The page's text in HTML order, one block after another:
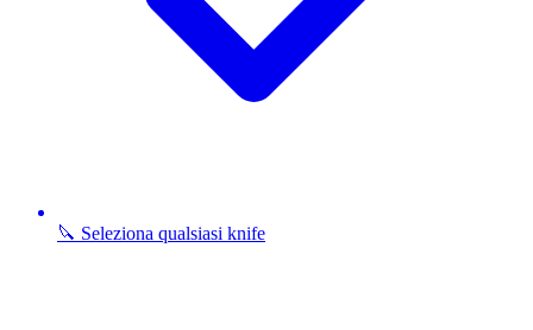
🔪 Seleziona qualsiasi knife